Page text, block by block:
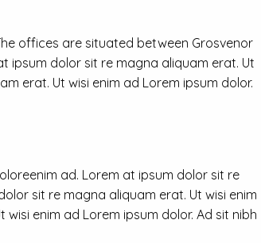
offices are situated between Grosvenor
ipsum dolor sit re magna aliquam erat. Ut
erat. Ut wisi enim ad Lorem ipsum dolor.
ad. Lorem at ipsum dolor sit re
sit re magna aliquam erat. Ut wisi enim
enim ad Lorem ipsum dolor. Ad sit nibh